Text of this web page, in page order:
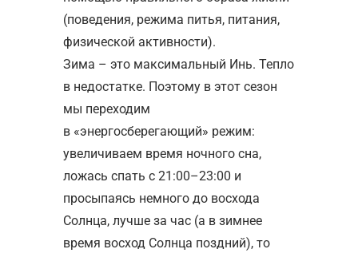
(поведения, режима питья, питания,
физической активности).
Зима – это максимальный Инь. Тепло
в недостатке. Поэтому в этот сезон
мы переходим
в «энергосберегающий» режим:
увеличиваем время ночного сна,
ложась спать с 21:00–23:00 и
просыпаясь немного до восхода
Солнца, лучше за час (а в зимнее
время восход Солнца поздний), то